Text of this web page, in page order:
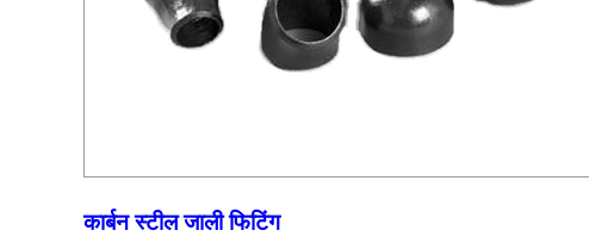
कार्बन स्टील जाली फिटिंग